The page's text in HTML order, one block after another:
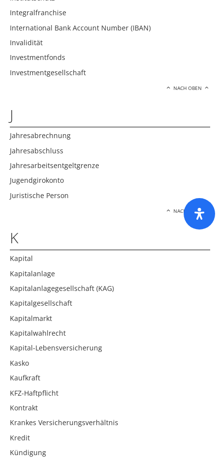
Integralfranchise
International Bank Account Number (IBAN)
Invalidität
Investmentfonds
Investmentgesellschaft
NACH OBEN
J
Jahresabrechnung
Jahresabschluss
Jahresarbeitsentgeltgrenze
Jugendgirokonto
Juristische Person
NACH OBEN
K
Kapital
Kapitalanlage
Kapitalanlagegesellschaft (KAG)
Kapitalgesellschaft
Kapitalmarkt
Kapitalwahlrecht
Kapital-Lebensversicherung
Kasko
Kaufkraft
KFZ-Haftpflicht
Kontrakt
Krankes Versicherungsverhältnis
Kredit
Kündigung